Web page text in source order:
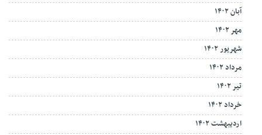
آبان ۱۴۰۲
مهر ۱۴۰۲
شهریور ۱۴۰۲
مرداد ۱۴۰۲
تیر ۱۴۰۲
خرداد ۱۴۰۲
اردیبهشت ۱۴۰۲